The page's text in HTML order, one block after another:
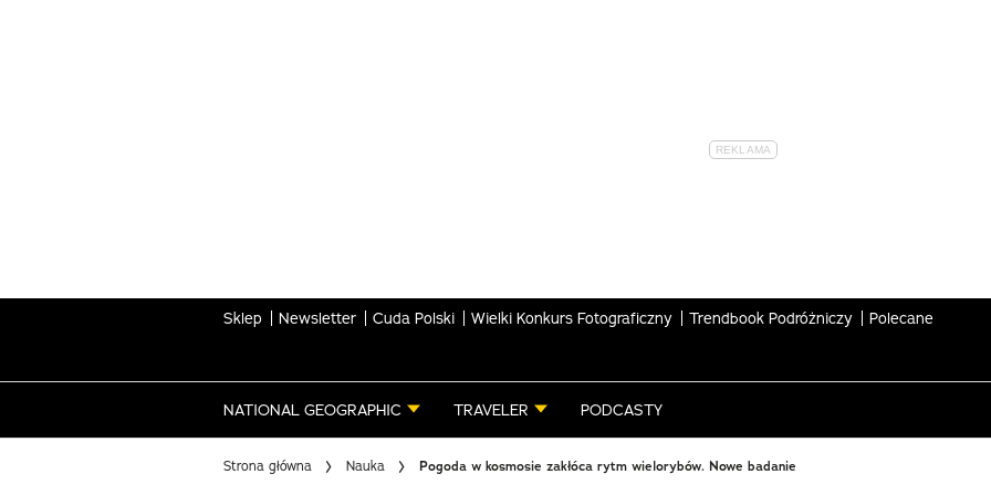
Sklep Newsletter Cuda Polski Wielki Konkurs Fotograficzny Trendbook Podróżniczy Polecane
NATIONAL GEOGRAPHIC TRAVELER PODCASTY
Strona główna Nauka Pogoda w kosmosie zakłóca rytm wielorybów. Nowe badanie